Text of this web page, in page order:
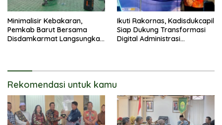
Minimalisir Kebakaran,
Pemkab Barut Bersama
Disdamkarmat Langsungkan
Ikuti Rakornas, Kadisdukcapil
Siap Dukung Transformasi
Digital Administrasi
Rekomendasi untuk kamu